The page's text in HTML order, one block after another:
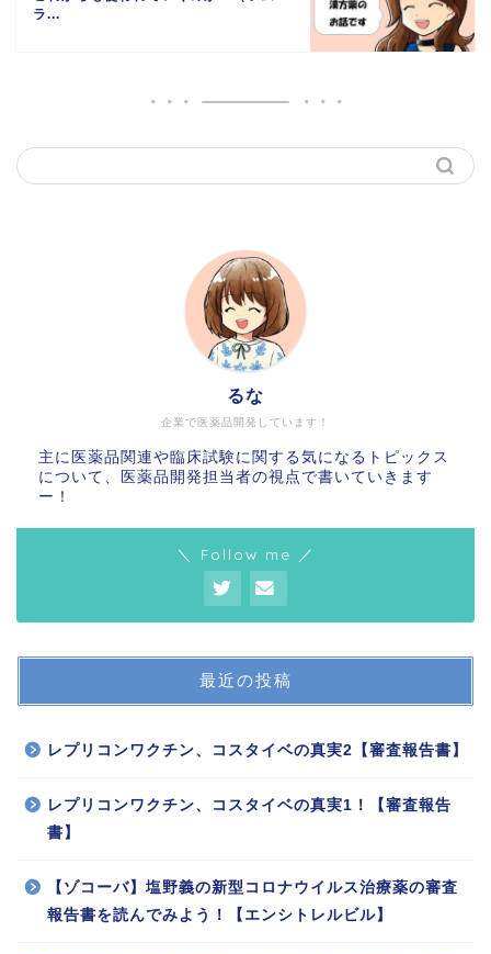
ラ...
企業で医薬品開発しています！
るな
主に医薬品関連や臨床試験に関する気になるトピックス
について、医薬品開発担当者の視点で書いていきます
ー！
＼ Follow me ／
最近の投稿
レプリコンワクチン、コスタイベの真実2【審査報告書】
レプリコンワクチン、コスタイベの真実1！【審査報告
書】
【ゾコーバ】塩野義の新型コロナウイルス治療薬の審査
報告書を読んでみよう！【エンシトレルビル】